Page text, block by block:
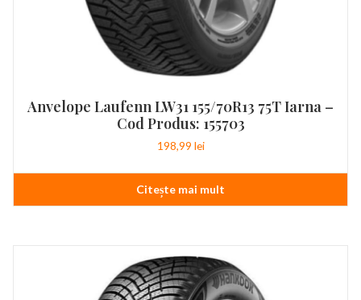
Anvelope Laufenn LW31 155/70R13 75T Iarna –
Cod Produs: 155703
198,99 lei
Citește mai mult